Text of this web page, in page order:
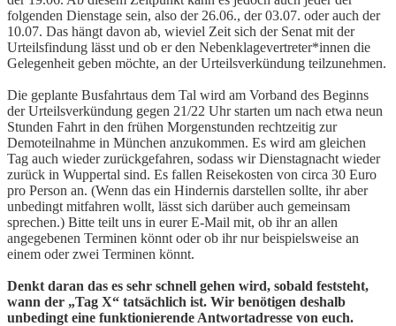
folgenden Dienstage sein, also der 26.06., der 03.07. oder auch der
10.07. Das hängt davon ab, wieviel Zeit sich der Senat mit der
Urteilsfindung lässt und ob er den Nebenklagevertreter*innen die
Gelegenheit geben möchte, an der Urteilsverkündung teilzunehmen.
Die geplante Busfahrtaus dem Tal wird am Vorband des Beginns
der Urteilsverkündung gegen 21/22 Uhr starten um nach etwa neun
Stunden Fahrt in den frühen Morgenstunden rechtzeitig zur
Demoteilnahme in München anzukommen. Es wird am gleichen
Tag auch wieder zurückgefahren, sodass wir Dienstagnacht wieder
zurück in Wuppertal sind. Es fallen Reisekosten von circa 30 Euro
pro Person an. (Wenn das ein Hindernis darstellen sollte, ihr aber
unbedingt mitfahren wollt, lässt sich darüber auch gemeinsam
sprechen.) Bitte teilt uns in eurer E-Mail mit, ob ihr an allen
angegebenen Terminen könnt oder ob ihr nur beispielsweise an
einem oder zwei Terminen könnt.
Denkt daran das es sehr schnell gehen wird, sobald feststeht,
wann der „Tag X“ tatsächlich ist. Wir benötigen deshalb
unbedingt eine funktionierende Antwortadresse von euch.